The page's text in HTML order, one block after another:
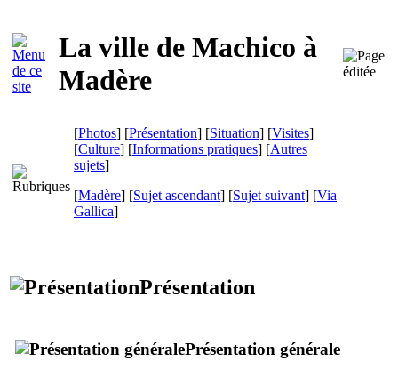
La ville de Machico à
Madère
[Photos] [Présentation] [Situation] [Visites]
[Culture] [Informations pratiques] [Autres
sujets]
[Madère] [Sujet ascendant] [Sujet suivant] [Via
Gallica]
Présentation
Présentation générale